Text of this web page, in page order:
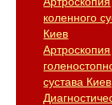
коленного
Киев
Артроскопия
сустава Киев